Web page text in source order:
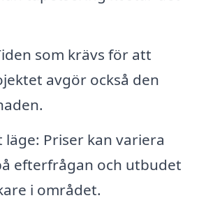
som krävs för att
avgör också den
läge: Priser kan variera
efterfrågan och utbudet
i området.